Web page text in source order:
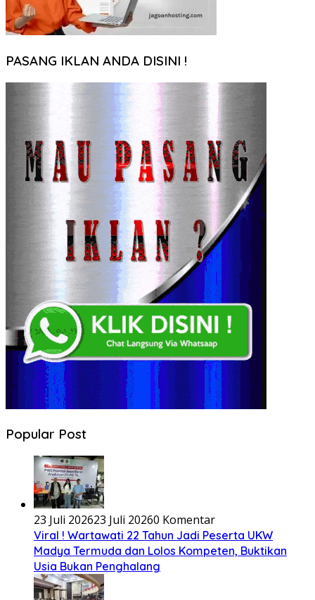
PASANG IKLAN ANDA DISINI !
Popular Post
23 Juli 202623 Juli 20260 Komentar
Viral ! Wartawati 22 Tahun Jadi Peserta UKW
Madya Termuda dan Lolos Kompeten, Buktikan
Usia Bukan Penghalang